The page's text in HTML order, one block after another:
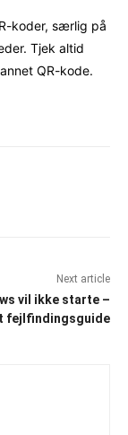
koder, særlig på
Tjek altid
QR-kode.
Next article
vil ikke starte –
fejlfindingsguide